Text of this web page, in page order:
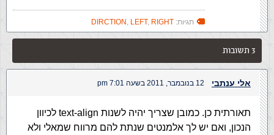
תגיות: DIRCTION , LEFT, RIGHT
3 תשובות
אלי ענתבי 12 בנובמבר, 2011 בשעה 7:01 pm
תאורתית כן. כמובן שצריך יהיה לשנות text-align לכיוון
הנכון, ואם יש לך אלמנטים שנתת להם מרווח שמאלי ולא